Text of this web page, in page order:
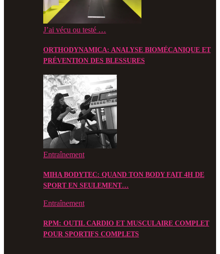
J’ai vécu ou testé …
ORTHODYNAMICA: ANALYSE BIOMÉCANIQUE ET
PRÉVENTION DES BLESSURES
Entraînement
MIHA BODYTEC: QUAND TON BODY FAIT 4H DE
SPORT EN SEULEMENT…
Entraînement
RPM: OUTIL CARDIO ET MUSCULAIRE COMPLET
POUR SPORTIFS COMPLETS